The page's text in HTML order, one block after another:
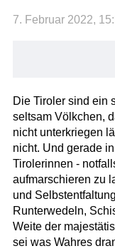
7. Februar 2022,
Die Tiroler sind ein
seltsam Völkchen,
nicht unterkriegen
nicht. Und gerade
Tirolerinnen -
aufmarschieren zu
und
Runterwedeln,
Weite der
sei was Wahres